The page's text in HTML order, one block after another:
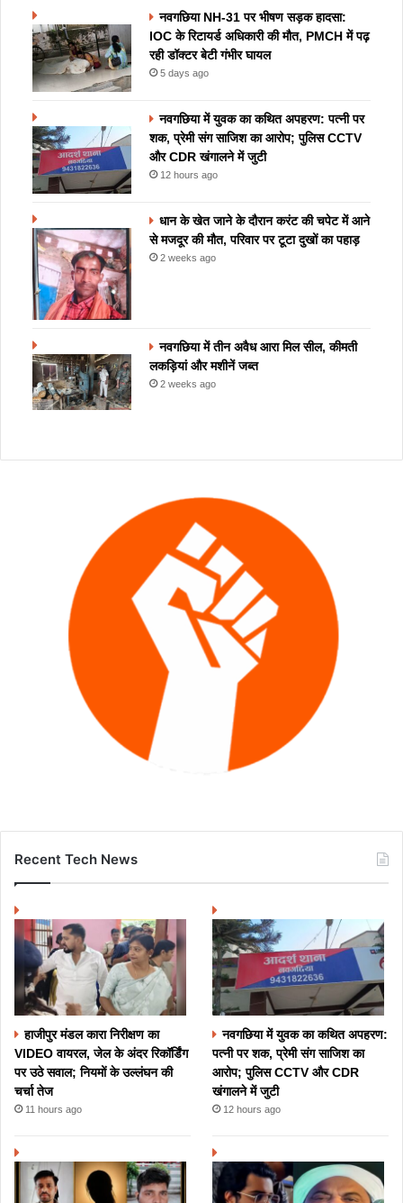
नवगछिया NH-31 पर भीषण सड़क हादसा:
IOC के रिटायर्ड अधिकारी की मौत, PMCH में पढ़
रही डॉक्टर बेटी गंभीर घायल
5 days ago
नवगछिया में युवक का कथित अपहरण: पत्नी पर
शक, प्रेमी संग साजिश का आरोप; पुलिस CCTV
और CDR खंगालने में जुटी
12 hours ago
धान के खेत जाने के दौरान करंट की चपेट में आने
से मजदूर की मौत, परिवार पर टूटा दुखों का पहाड़
2 weeks ago
नवगछिया में तीन अवैध आरा मिल सील, कीमती
लकड़ियां और मशीनें जब्त
2 weeks ago
Recent Tech News
हाजीपुर मंडल कारा निरीक्षण का
VIDEO वायरल, जेल के अंदर रिकॉर्डिंग
पर उठे सवाल; नियमों के उल्लंघन की
चर्चा तेज
11 hours ago
नवगछिया में युवक का कथित अपहरण:
पत्नी पर शक, प्रेमी संग साजिश का
आरोप; पुलिस CCTV और CDR
खंगालने में जुटी
12 hours ago